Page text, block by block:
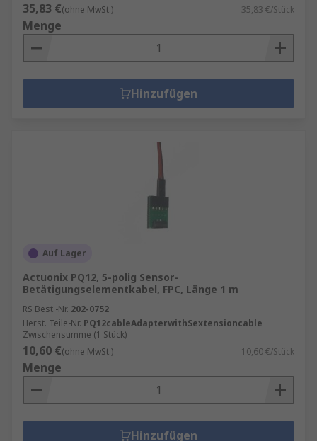
35,83 €(ohne MwSt.) 35,83 €/Stück
Menge
Hinzufügen
Auf Lager
Actuonix PQ12, 5-polig Sensor-
Betätigungselementkabel, FPC, Länge 1 m
RS Best.-Nr. 202-0752
Herst. Teile-Nr. PQ12cableAdapterwithSextensioncable
Zwischensumme (1 Stück)
10,60 €(ohne MwSt.) 10,60 €/Stück
Menge
Hinzufügen